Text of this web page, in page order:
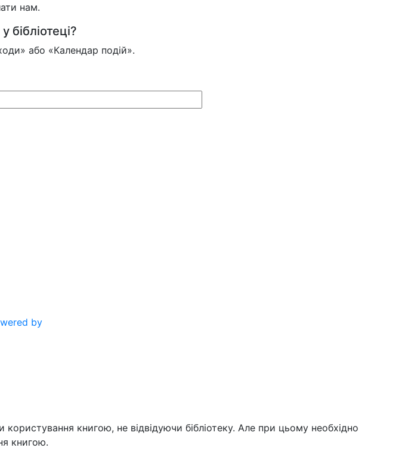
нам.
бібліотеці?
або «Календар подій».
by
книгою, не відвідуючи бібліотеку. Але при цьому необхідно
книгою.